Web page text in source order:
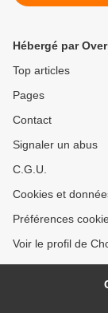
Hébergé par
Top articles
Pages
Contact
Signaler un abus
C.G.U.
Cookies et
Préférences
Voir le profil de